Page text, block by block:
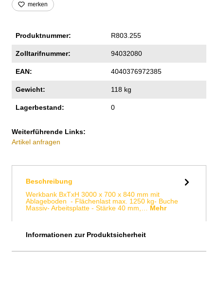
merken
Produktnummer: R803.255
Zolltarifnummer: 94032080
EAN: 4040376972385
Gewicht: 118 kg
Lagerbestand: 0
Weiterführende Links:
Artikel anfragen
Beschreibung
Werkbank BxTxH 3000 x 700 x 840 mm mit
Ablageboden - Flächenlast max. 1250 kg- Buche
Massiv- Arbeitsplatte - Stärke 40 mm,… Mehr
Informationen zur Produktsicherheit